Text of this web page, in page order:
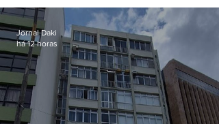
Jornal Daki
há 12 horas